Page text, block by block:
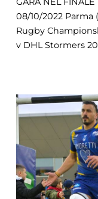
08/10/2022 Parma
Rugby
v DHL Stormers